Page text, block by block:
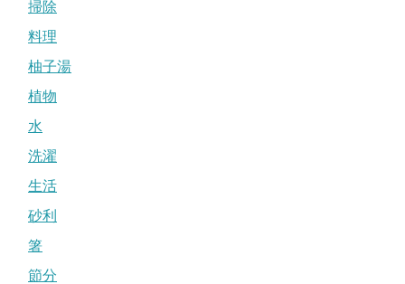
掃除
料理
柚子湯
植物
水
洗濯
生活
砂利
箸
節分